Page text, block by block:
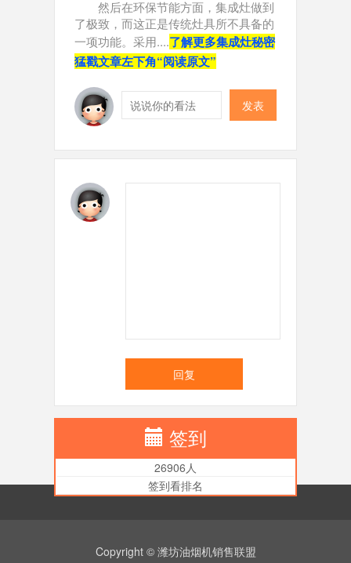
然后在环保节能方面，集成灶做到
了极致，而这正是传统灶具所不具备的
一项功能。采用....了解更多集成灶秘密
猛戳文章左下角“阅读原文”
发表
回复
签到
26906人
签到看排名
Copyright © 潍坊油烟机销售联盟